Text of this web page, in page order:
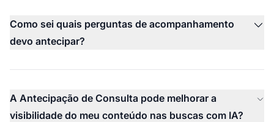
Como sei quais perguntas de acompanhamento
devo antecipar?
A Antecipação de Consulta pode melhorar a
visibilidade do meu conteúdo nas buscas com IA?